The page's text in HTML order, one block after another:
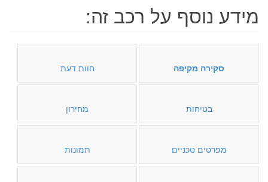
מידע נוסף על רכב זה:
סקירה מקיפה חוות דעת
בטיחות מחירון
מפרטים טכניים תמונות